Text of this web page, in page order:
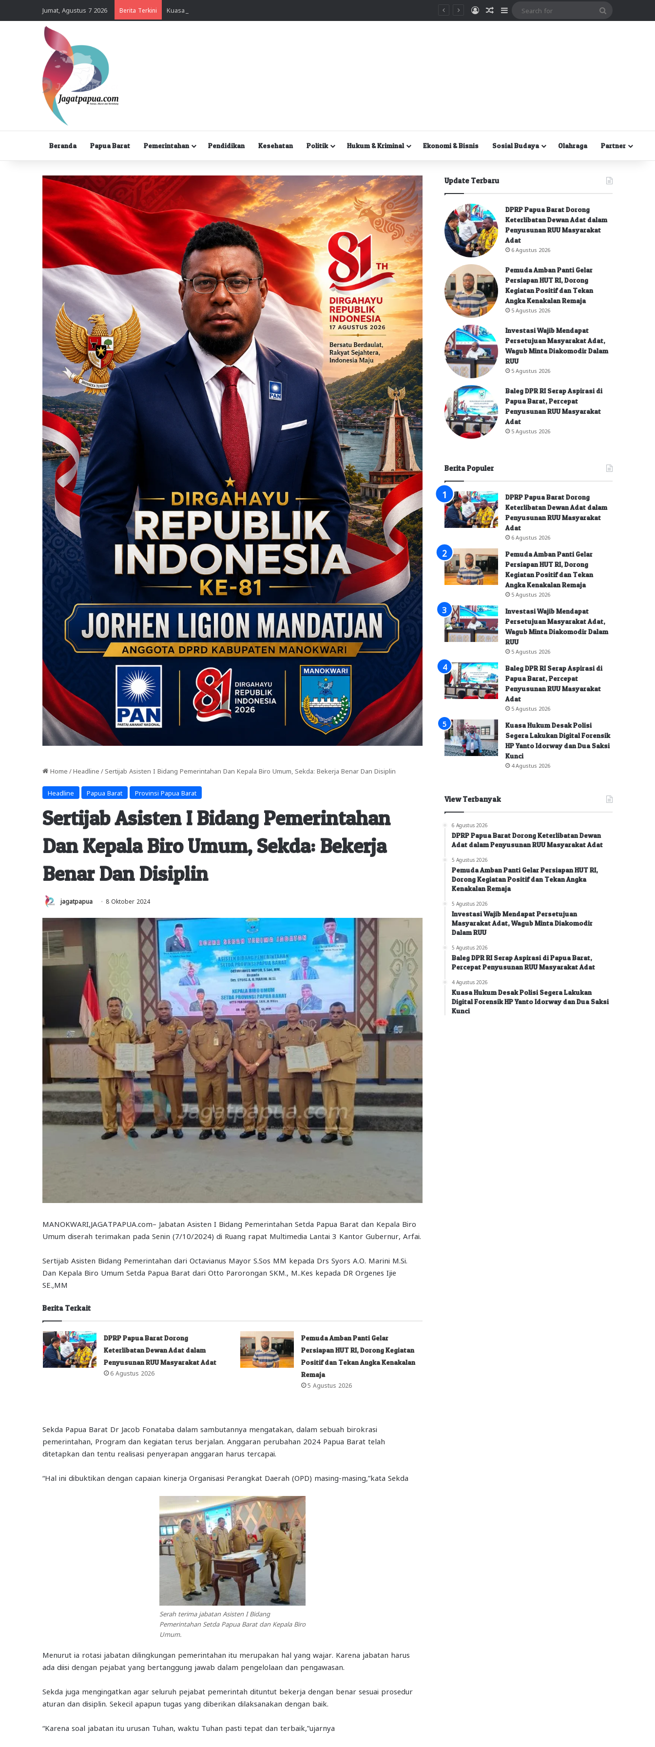
Jumat, Agustus 7 2026 Berita Terkini MasukRandom Article
Sidebar
Beranda Papua Barat Pemerintahan Pendidikan Kesehatan Politik Hukum & Kriminal Ekonomi & Bisnis Sosial Budaya Olahraga Partner
Home / Headline / Sertijab Asisten I Bidang Pemerintahan Dan Kepala Biro Umum, Sekda: Bekerja Benar Dan Disiplin
Headline Papua Barat Provinsi Papua Barat
Sertijab Asisten I Bidang Pemerintahan
Dan Kepala Biro Umum, Sekda: Bekerja
Benar Dan Disiplin
jagatpapua 8 Oktober 2024
MANOKWARI,JAGATPAPUA.com– Jabatan Asisten I Bidang Pemerintahan Setda Papua Barat dan Kepala Biro
Umum diserah terimakan pada Senin (7/10/2024) di Ruang rapat Multimedia Lantai 3 Kantor Gubernur, Arfai.
Sertijab Asisten Bidang Pemerintahan dari Octavianus Mayor S.Sos MM kepada Drs Syors A.O. Marini M.Si.
Dan Kepala Biro Umum Setda Papua Barat dari Otto Parorongan SKM., M..Kes kepada DR Orgenes Ijie
SE.,MM
Berita Terkait
DPRP Papua Barat Dorong
Keterlibatan Dewan Adat dalam
Penyusunan RUU Masyarakat Adat
6 Agustus 2026
Pemuda Amban Panti Gelar
Persiapan HUT RI, Dorong Kegiatan
Positif dan Tekan Angka Kenakalan
Remaja
5 Agustus 2026
Sekda Papua Barat Dr Jacob Fonataba dalam sambutannya mengatakan, dalam sebuah birokrasi
pemerintahan, Program dan kegiatan terus berjalan. Anggaran perubahan 2024 Papua Barat telah
ditetapkan dan tentu realisasi penyerapan anggaran harus tercapai.
“Hal ini dibuktikan dengan capaian kinerja Organisasi Perangkat Daerah (OPD) masing-masing,”kata Sekda
Serah terima jabatan Asisten I Bidang
Pemerintahan Setda Papua Barat dan Kepala Biro
Umum.
Menurut ia rotasi jabatan dilingkungan pemerintahan itu merupakan hal yang wajar. Karena jabatan harus
ada diisi dengan pejabat yang bertanggung jawab dalam pengelolaan dan pengawasan.
Sekda juga mengingatkan agar seluruh pejabat pemerintah dituntut bekerja dengan benar sesuai prosedur
aturan dan disiplin. Sekecil apapun tugas yang diberikan dilaksanakan dengan baik.
“Karena soal jabatan itu urusan Tuhan, waktu Tuhan pasti tepat dan terbaik,”ujarnya
Update Terbaru
DPRP Papua Barat Dorong
Keterlibatan Dewan Adat dalam
Penyusunan RUU Masyarakat
Adat
6 Agustus 2026
Pemuda Amban Panti Gelar
Persiapan HUT RI, Dorong
Kegiatan Positif dan Tekan
Angka Kenakalan Remaja
5 Agustus 2026
Investasi Wajib Mendapat
Persetujuan Masyarakat Adat,
Wagub Minta Diakomodir Dalam
RUU
5 Agustus 2026
Baleg DPR RI Serap Aspirasi di
Papua Barat, Percepat
Penyusunan RUU Masyarakat
Adat
5 Agustus 2026
Berita Populer
DPRP Papua Barat Dorong
Keterlibatan Dewan Adat dalam
Penyusunan RUU Masyarakat
Adat
6 Agustus 2026
Pemuda Amban Panti Gelar
Persiapan HUT RI, Dorong
Kegiatan Positif dan Tekan
Angka Kenakalan Remaja
5 Agustus 2026
Investasi Wajib Mendapat
Persetujuan Masyarakat Adat,
Wagub Minta Diakomodir Dalam
RUU
5 Agustus 2026
Baleg DPR RI Serap Aspirasi di
Papua Barat, Percepat
Penyusunan RUU Masyarakat
Adat
5 Agustus 2026
Kuasa Hukum Desak Polisi
Segera Lakukan Digital Forensik
HP Yanto Idorway dan Dua Saksi
Kunci
4 Agustus 2026
View Terbanyak
6 Agustus 2026
DPRP Papua Barat Dorong Keterlibatan Dewan
Adat dalam Penyusunan RUU Masyarakat Adat
5 Agustus 2026
Pemuda Amban Panti Gelar Persiapan HUT RI,
Dorong Kegiatan Positif dan Tekan Angka
Kenakalan Remaja
5 Agustus 2026
Investasi Wajib Mendapat Persetujuan
Masyarakat Adat, Wagub Minta Diakomodir
Dalam RUU
5 Agustus 2026
Baleg DPR RI Serap Aspirasi di Papua Barat,
Percepat Penyusunan RUU Masyarakat Adat
4 Agustus 2026
Kuasa Hukum Desak Polisi Segera Lakukan
Digital Forensik HP Yanto Idorway dan Dua Saksi
Kunci